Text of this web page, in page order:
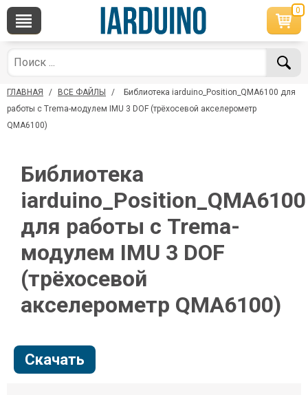
0
ГЛАВНАЯ / ВСЕ ФАЙЛЫ /
Библиотека iarduino_Position_QMA6100 для
работы с Trema-модулем IMU 3 DOF (трёхосевой акселерометр
QMA6100)
Библиотека
iarduino_Position_QMA6100
для работы с Trema-
модулем IMU 3 DOF
(трёхосевой
акселерометр QMA6100)
Скачать
×
По вопросам приобретения товара
*Доступно общение только текстовыми
сообщениями, звонки и аудио сообщения не
обслуживаются
По техническим вопросам
Консультант
shop@iarduino.ru